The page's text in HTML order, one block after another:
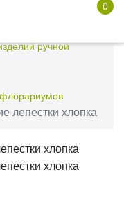
0
ручной
лепестки хлопка